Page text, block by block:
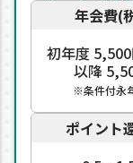
年会費(
初年度
以降
※条件付永
ポイント